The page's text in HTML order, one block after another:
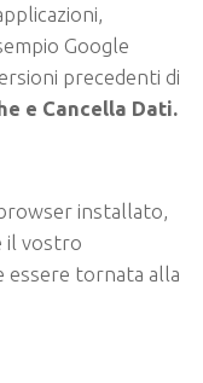
Google
precedenti di
e Cancella Dati.
installato,
il vostro
essere tornata alla